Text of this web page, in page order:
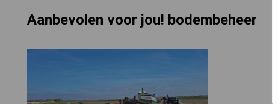
Aanbevolen voor jou! bodembeheer